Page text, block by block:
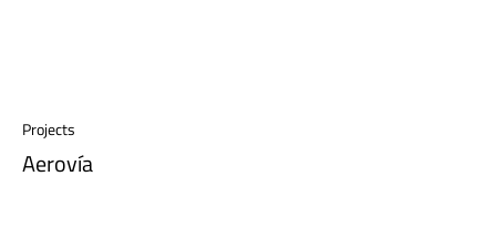
Projects
Aerovía